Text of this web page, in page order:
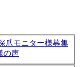
爪モニター様募集
の声